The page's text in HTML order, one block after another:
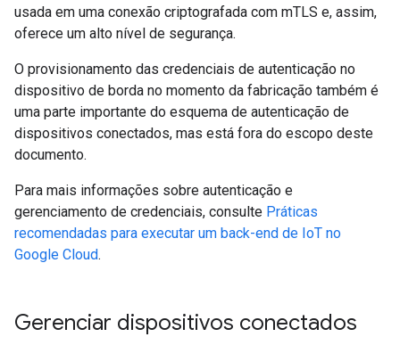
usada em uma conexão criptografada com mTLS e, assim,
oferece um alto nível de segurança.
O provisionamento das credenciais de autenticação no
dispositivo de borda no momento da fabricação também é
uma parte importante do esquema de autenticação de
dispositivos conectados, mas está fora do escopo deste
documento.
Para mais informações sobre autenticação e
gerenciamento de credenciais, consulte Práticas
recomendadas para executar um back-end de IoT no
Google Cloud.
Gerenciar dispositivos conectados